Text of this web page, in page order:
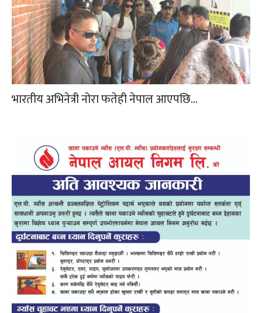
भारतीय अभिनेत्री नोरा फतेही नेपाल आएपछि…